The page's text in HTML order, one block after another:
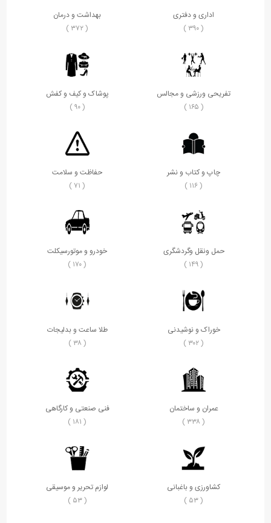
اداری و دفتری
( ۳۹۰ )
بهداشت و درمان
( ۳۷۲ )
تفریحی ورزشی و مجالس
( ۱۶۵ )
پوشاک و کیف و کفش
( ۹۰ )
چاپ و کتاب و نشر
( ۱۱۶ )
حفاظت و سلامت
( ۷۱ )
حمل ونقل وگردشگری
( ۱۴۹ )
خودرو و موتورسیکلت
( ۱۷۰ )
خوراک و نوشیدنی
( ۳۰۲ )
طلا ساعت و بدلیجات
( ۳۸ )
عمران و ساختمان
( ۳۳۸ )
فنی صنعتی و کارگاهی
( ۱۸۱ )
کشاورزی و باغبانی
( ۵۳ )
لوازم تحریر و موسیقی
( ۵۳ )